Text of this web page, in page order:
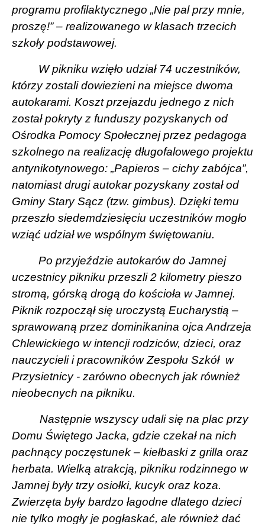
programu profilaktycznego „Nie pal przy mnie,
proszę!” – realizowanego w klasach trzecich
szkoły podstawowej.
W pikniku wzięło udział 74 uczestników,
którzy zostali dowiezieni na miejsce dwoma
autokarami. Koszt przejazdu jednego z nich
został pokryty z funduszy pozyskanych od
Ośrodka Pomocy Społecznej przez pedagoga
szkolnego na realizację długofalowego projektu
antynikotynowego: „Papieros – cichy zabójca”,
natomiast drugi autokar pozyskany został od
Gminy Stary Sącz (tzw. gimbus). Dzięki temu
przeszło siedemdziesięciu uczestników mogło
wziąć udział we wspólnym świętowaniu.
Po przyjeździe autokarów do Jamnej
uczestnicy pikniku przeszli 2 kilometry pieszo
stromą, górską drogą do kościoła w Jamnej.
Piknik rozpoczął się uroczystą Eucharystią –
sprawowaną przez dominikanina ojca Andrzeja
Chlewickiego w intencji rodziców, dzieci, oraz
nauczycieli i pracowników Zespołu Szkół w
Przysietnicy - zarówno obecnych jak również
nieobecnych na pikniku.
Następnie wszyscy udali się na plac przy
Domu Świętego Jacka, gdzie czekał na nich
pachnący poczęstunek – kiełbaski z grilla oraz
herbata. Wielką atrakcją, pikniku rodzinnego w
Jamnej były trzy osiołki, kucyk oraz koza.
Zwierzęta były bardzo łagodne dlatego dzieci
nie tylko mogły je pogłaskać, ale również dać